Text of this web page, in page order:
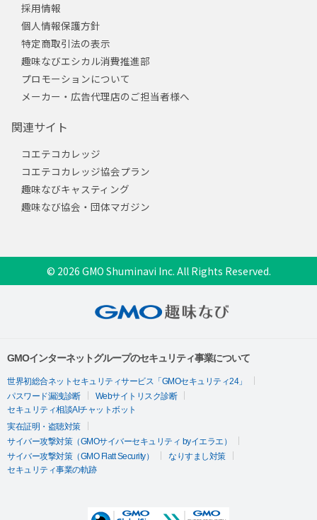
採用情報
個人情報保護方針
特定商取引法の表示
趣味なびエシカル消費推進部
プロモーションについて
メーカー・広告代理店のご担当者様へ
関連サイト
コエテコカレッジ
コエテコカレッジ協会プラン
趣味なびキャスティング
趣味なび協会・団体マガジン
© 2026 GMO Shuminavi Inc. All Rights Reserved.